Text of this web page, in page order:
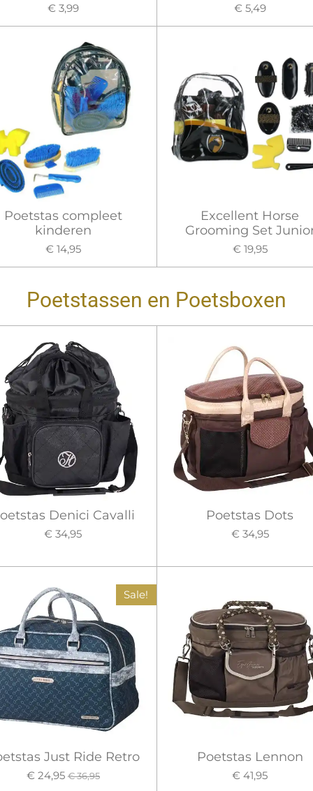
€ 3,99 € 5,49
Poetstas compleet
kinderen
€ 14,95
Excellent Horse
Grooming Set
€ 19,95
Poetstassen en Poetsboxen
Denici Cavalli
€ 34,95
Poetstas Dots
€ 34,95
Sale!
Just Ride Retro
€ 24,95 € 36,95
Poetstas Lennon
€ 41,95